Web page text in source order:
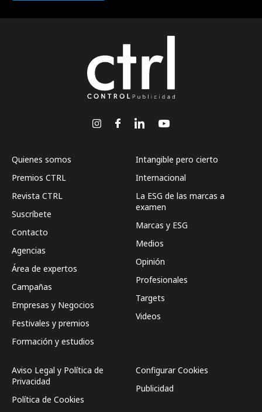
Quienes somos
Premios CTRL
Revista CTRL
Suscríbete
Contacto
Agencias
Área de expertos
Campañas
Empresas y Negocios
Festivales y premios
Formación y estudios
Intangible pero cierto
Internacional
La ESG de las marcas a
examen
Marcas y ESG
Medios
Opinión
Profesionales
Targets
Videos
Aviso Legal y Política de
Privacidad
Política de Cookies
Configurar Cookies
Publicidad